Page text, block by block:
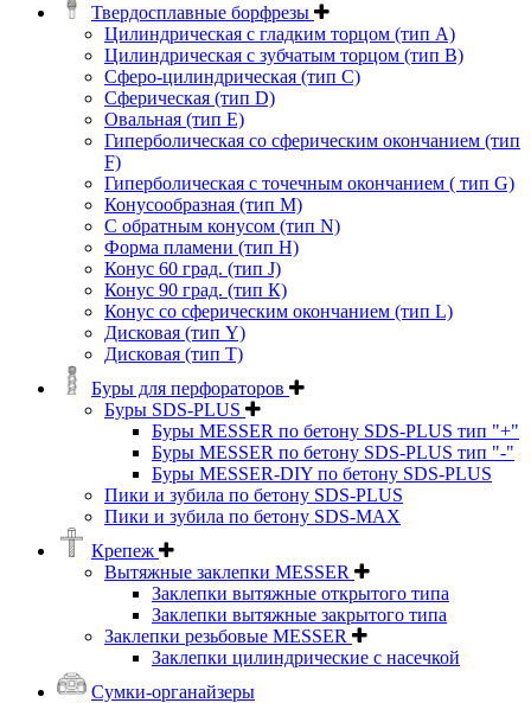
Твердосплавные борфрезы
Цилиндрическая с гладким торцом (тип А)
Цилиндрическая с зубчатым торцом (тип В)
Сферо-цилиндрическая (тип С)
Сферическая (тип D)
Овальная (тип Е)
Гиперболическая со сферическим окончанием (тип
F)
Гиперболическая с точечным окончанием ( тип G)
Конусообразная (тип М)
C обратным конусом (тип N)
Форма пламени (тип H)
Конус 60 град. (тип J)
Конус 90 град. (тип К)
Конус со сферическим окончанием (тип L)
Дисковая (тип Y)
Дисковая (тип Т)
Буры для перфораторов
Буры SDS-PLUS
Буры MESSER по бетону SDS-PLUS тип "+"
Буры MESSER по бетону SDS-PLUS тип "-"
Буры MESSER-DIY по бетону SDS-PLUS
Пики и зубила по бетону SDS-PLUS
Пики и зубила по бетону SDS-MAX
Крепеж
Вытяжные заклепки MESSER
Заклепки вытяжные открытого типа
Заклепки вытяжные закрытого типа
Заклепки резьбовые MESSER
Заклепки цилиндрические с насечкой
Сумки-органайзеры